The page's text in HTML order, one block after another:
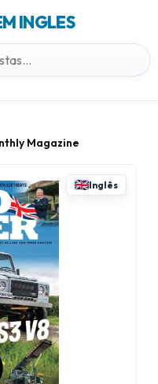
INGLES
Magazine
Inglês